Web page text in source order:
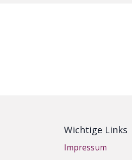
Wichtige Links
Impressum